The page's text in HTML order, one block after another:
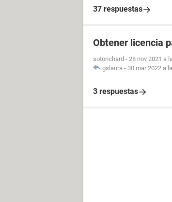
37 respuestas
Obtener licencia
sotorichard - 28 nov 2021 a
gslaura - 30 mar 2022 a
3 respuestas